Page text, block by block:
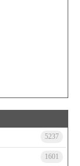
5237
1601